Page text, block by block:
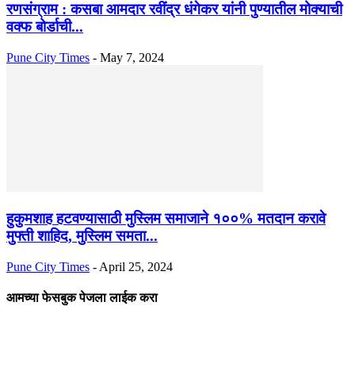
रणसंग्राम : कसबा आमदार रवींद्र धंगेकर यांनी पुण्यातील मोक्याची
वक्फ बोर्डाची...
Pune City Times - May 7, 2024
हुकुमशाह हटवण्यासाठी मुस्लिम समाजाने १००% मतदान करावे
मुफ्ती शाहिद, मुस्लिम समता...
Pune City Times - April 25, 2024
आमच्या फेसबुक पेजला लाईक करा